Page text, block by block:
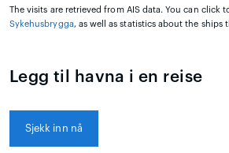
The visits are retrieved from AIS data. You can click
Sykehusbrygga, as well as statistics about the ships
Legg til havna i en reise
Sjekk inn nå